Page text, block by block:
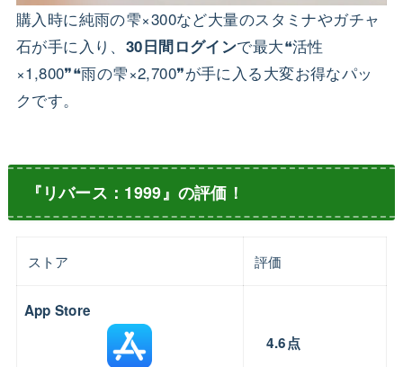
購入時に純雨の雫×300など大量のスタミナやガチャ
石が手に入り、 30日間ログインで最大❝活性
×1,800❞❝雨の雫×2,700❞が手に入る大変お得なパッ
クです。
『リバース：1999』の評価！
ストア 評価
App Store
4.6点